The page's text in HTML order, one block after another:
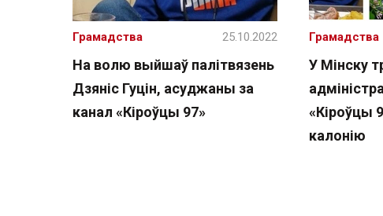
На волю выйшаў палітвязень
Дзяніс Гуцін, асуджаны за
канал «Кіроўцы 97»
Грамадства 25.10.2022
У Мінску
«Кіроўцы
калонію
Грамадства